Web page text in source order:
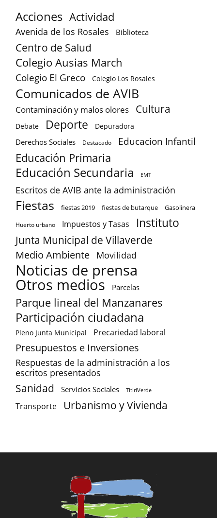
Acciones Actividad
Avenida de los Rosales Biblioteca
Centro de Salud
Colegio Ausias March
Colegio El Greco Colegio Los Rosales
Comunicados de AVIB
Contaminación y malos olores Cultura
Debate Deporte Depuradora
Derechos Sociales Destacado Educacion Infantil
Educación Primaria
Educación Secundaria EMT
Escritos de AVIB ante la administración
Fiestas fiestas 2019 fiestas de butarque Gasolinera
Huerto urbano Impuestos y Tasas Instituto
Junta Municipal de Villaverde
Medio Ambiente Movilidad
Noticias de prensa
Otros medios Parcelas
Parque lineal del Manzanares
Participación ciudadana
Pleno Junta Municipal Precariedad laboral
Presupuestos e Inversiones
Respuestas de la administración a los
escritos presentados
Sanidad Servicios Sociales TitiriVerde
Transporte Urbanismo y Vivienda